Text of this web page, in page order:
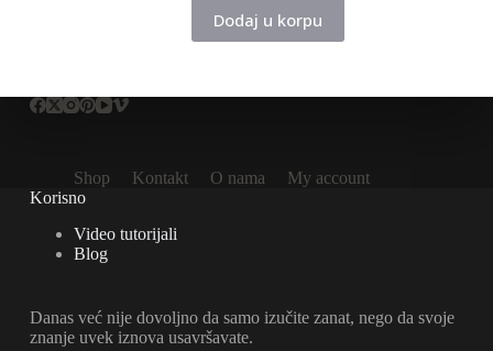
bila:
850,00 rsd.
500,00 rsd.
Dodaj u korpu
Shop Kontakt O nama
My account
Korisno
Video tutorijali
Blog
Danas već nije dovoljno da samo izučite zanat, nego da svoje
znanje uvek iznova usavršavate.